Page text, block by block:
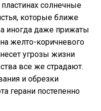
солнечные
которые ближе
а иногда даже прижаты
желто-коричневого
угрозы жизни
все же страдают.
и обрезки
герани постепенно